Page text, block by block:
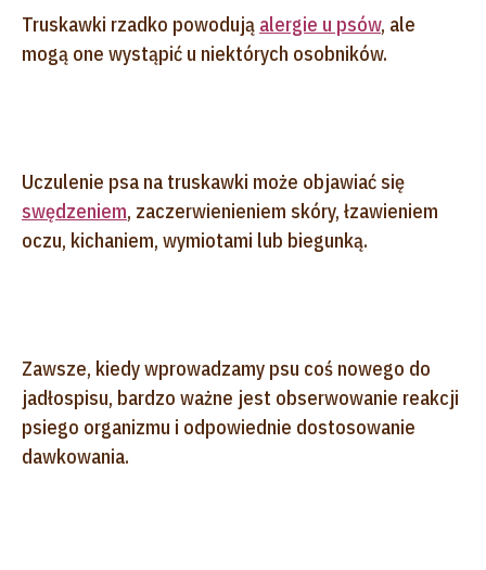
Truskawki rzadko powodują alergie u psów, ale
mogą one wystąpić u niektórych osobników.
Uczulenie psa na truskawki może objawiać się
swędzeniem, zaczerwienieniem skóry, łzawieniem
oczu, kichaniem, wymiotami lub biegunką.
Zawsze, kiedy wprowadzamy psu coś nowego do
jadłospisu, bardzo ważne jest obserwowanie reakcji
psiego organizmu i odpowiednie dostosowanie
dawkowania.